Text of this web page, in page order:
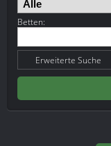
Betten:
Erweiterte Suche